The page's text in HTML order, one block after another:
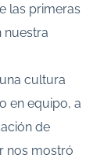
las primeras
nuestra
cultura
en equipo, a
de
nos mostró